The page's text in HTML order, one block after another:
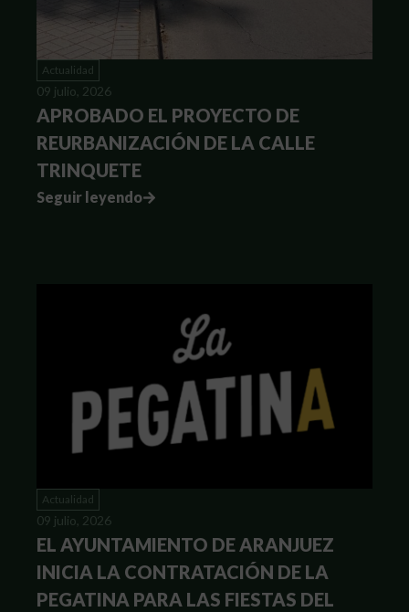
Actualidad
09 julio, 2026
APROBADO EL PROYECTO DE
REURBANIZACIÓN DE LA CALLE
TRINQUETE
Seguir leyendo
Actualidad
09 julio, 2026
EL AYUNTAMIENTO DE ARANJUEZ
INICIA LA CONTRATACIÓN DE LA
PEGATINA PARA LAS FIESTAS DEL